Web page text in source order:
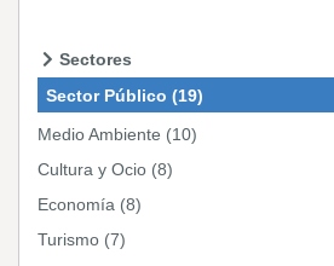
Sectores
Sector Público (19)
Medio Ambiente (10)
Cultura y Ocio (8)
Economía (8)
Turismo (7)